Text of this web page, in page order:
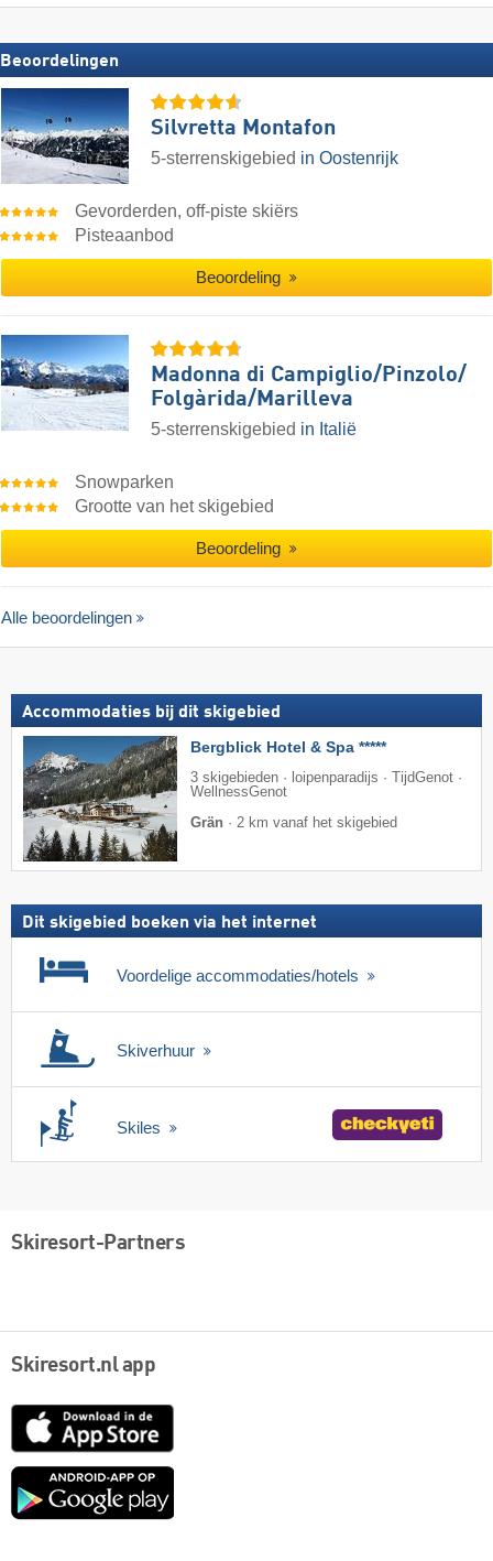
Beoordelingen
Silvretta Montafon
5-sterrenskigebied in Oostenrijk
Gevorderden, off-piste skiërs
Pisteaanbod
Beoordeling
Madonna di Campiglio/​Pinzolo/​
Folgàrida/​Marilleva
5-sterrenskigebied in Italië
Snowparken
Grootte van het skigebied
Beoordeling
Alle beoordelingen
Accommodaties bij dit skigebied
Bergblick Hotel & Spa *****
3 skigebieden · loipenparadijs · TijdGenot ·
WellnessGenot
Grän · 2 km vanaf het skigebied
Dit skigebied boeken via het internet
Voordelige accommodaties/hotels
Skiverhuur
Skiles
Skiresort-Partners
Skiresort.nl app
App
Google